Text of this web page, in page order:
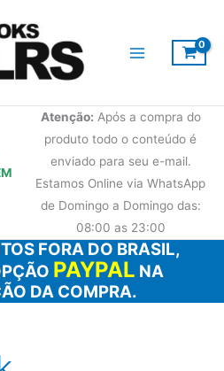
Atenção: Após a compra do
produto todo o conteúdo é
enviado para seu e-mail.
Estamos Online via WhatsApp
de Domingo a Domingo das:
08:00 as 23:00
FORA DO BRASIL,
PAYPAL NA
DA COMPRA.